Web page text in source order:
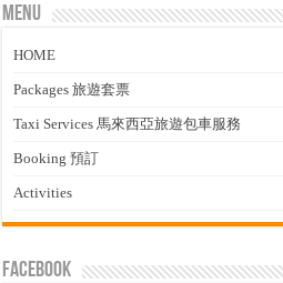
Menu
HOME
Packages 旅遊套票
Taxi Services 馬來西亞旅遊包車服務
Booking 預訂
Activities
facebook